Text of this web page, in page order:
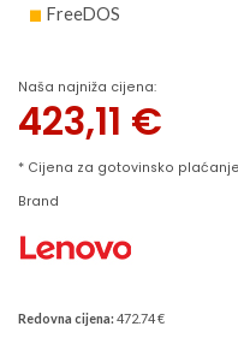
FreeDOS
Naša najniža cijena:
423,11 €
* Cijena za gotovinsko plaćanje
Brand
Redovna cijena: 472.74 €